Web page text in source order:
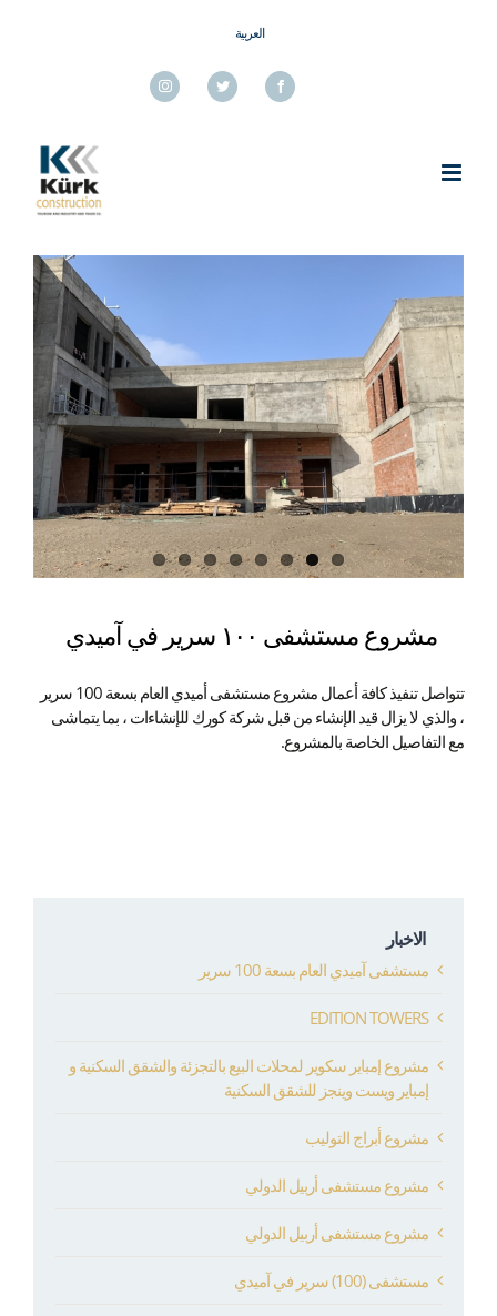
العربية
Facebook
Twitter
Instagram
مشروع مستشفى ١٠٠ سرير في آميدي
تتواصل تنفيذ كافة أعمال مشروع مستشفى أميدي العام بسعة 100 سرير
، والذي لا يزال قيد الإنشاء من قبل شركة كورك للإنشاءات ، بما يتماشى
مع التفاصيل الخاصة بالمشروع.
الاخبار
مستشفى آميدي العام بسعة 100 سرير
EDITION TOWERS
مشروع إمباير سكوير لمحلات البيع بالتجزئة والشقق السكنية و
إمباير ويست وينجز للشقق السكنية
مشروع أبراج التوليب
مشروع مستشفى أربيل الدولي
مشروع مستشفى أربيل الدولي
مستشفى (100) سرير في آميدي